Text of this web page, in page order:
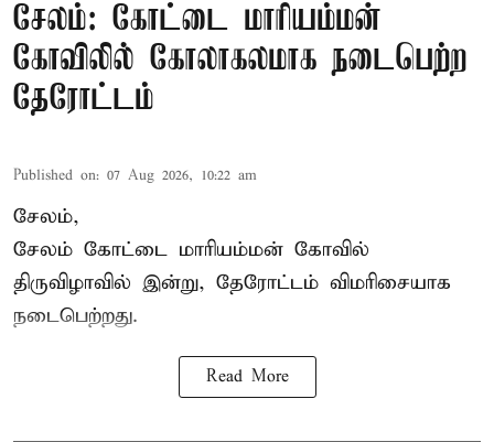
சேலம்: கோட்டை மாரியம்மன்
கோவிலில் கோலாகலமாக நடைபெற்ற
தேரோட்டம்
Published on: 07 Aug 2026, 10:22 am
சேலம்,
சேலம் கோட்டை மாரியம்மன் கோவில்
திருவிழாவில் இன்று, தேரோட்டம் விமரிசையாக
நடைபெற்றது.
Read More